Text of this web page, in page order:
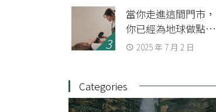
當你走進這間門市，
你已經為地球做點事
了 2025 年 7 月 2 日
Categories